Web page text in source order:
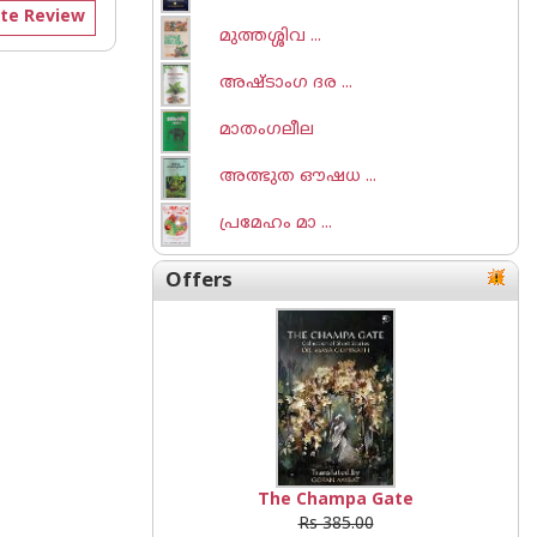
Review
മുത്തശ്ശിവ ...
അഷ്ടാംഗ ദര ...
മാതംഗലീല
അത്ഭുത ഔഷധ ...
പ്രമേഹം മാ ...
Offers
The Champa Gate
Rs 385.00